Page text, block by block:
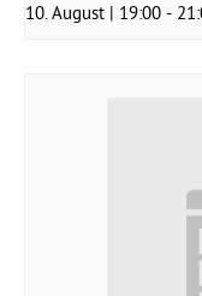
10. August | 19:00 -